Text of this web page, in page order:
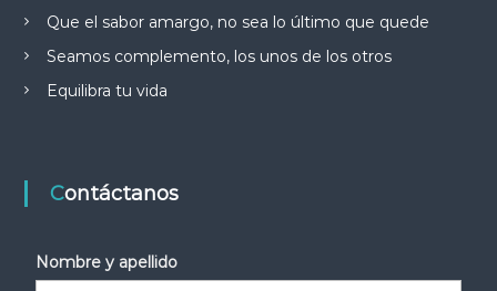
Que el sabor amargo, no sea lo último que quede
Seamos complemento, los unos de los otros
Equilibra tu vida
Contáctanos
Nombre y apellido